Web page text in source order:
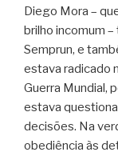
Diego Mora –
brilho incomum
Semprun, e
estava radicado
Guerra Mundial,
estava
decisões. Na
obediência às